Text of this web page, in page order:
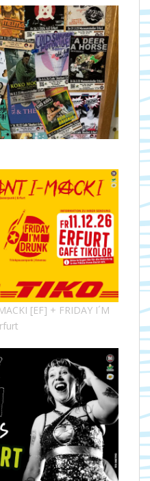
[EF] + FRIDAY I´M